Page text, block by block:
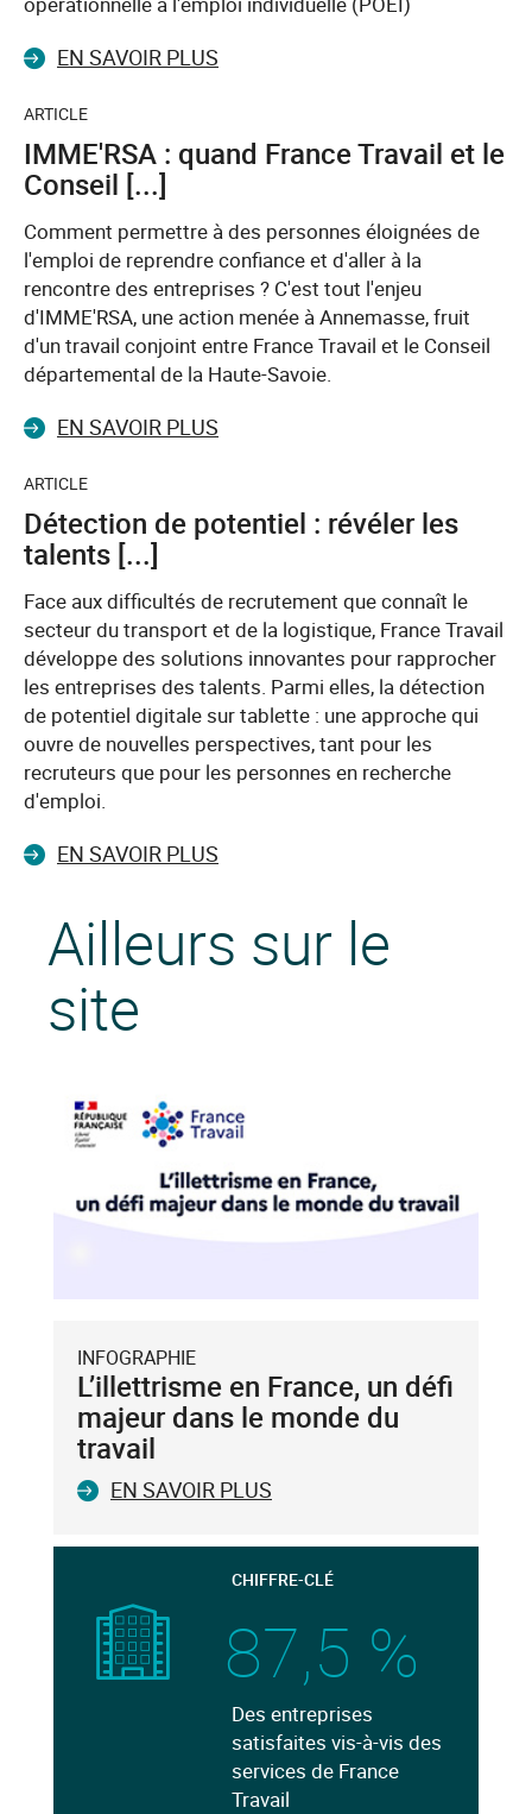
EN SAVOIR PLUS
ARTICLE
IMME'RSA : quand France Travail et le
Conseil [...]
Comment permettre à des personnes éloignées de
l'emploi de reprendre confiance et d'aller à la
rencontre des entreprises ? C'est tout l'enjeu
d'IMME'RSA, une action menée à Annemasse, fruit
d'un travail conjoint entre France Travail et le Conseil
départemental de la Haute-Savoie.
EN SAVOIR PLUS
ARTICLE
Détection de potentiel : révéler les
talents [...]
Face aux difficultés de recrutement que connaît le
secteur du transport et de la logistique, France Travail
développe des solutions innovantes pour rapprocher
les entreprises des talents. Parmi elles, la détection
de potentiel digitale sur tablette : une approche qui
ouvre de nouvelles perspectives, tant pour les
recruteurs que pour les personnes en recherche
d'emploi.
EN SAVOIR PLUS
Ailleurs sur le
site
INFOGRAPHIE
L’illettrisme en France, un défi
majeur dans le monde du
travail
EN SAVOIR PLUS
CHIFFRE-CLÉ
87,5 %
Des entreprises
satisfaites vis-à-vis des
services de France
Travail